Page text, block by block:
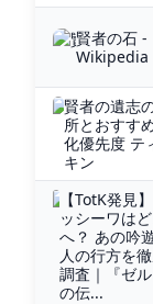
賢者の石 -
Wikipedia
賢者の遺志
所とおすす
化優先度 テ
キン
【TotK発見
ッシーワはど
へ？ あの吟
人の行方を
調査｜『ゼ
の伝...